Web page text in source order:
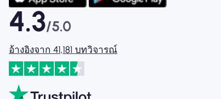
4.3/5.0
อ้างอิงจาก 41,181 บทวิจารณ์